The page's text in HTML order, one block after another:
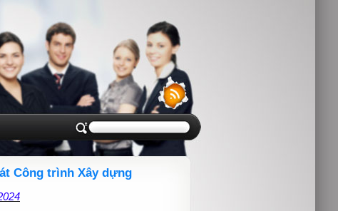
Công trình Xây dựng